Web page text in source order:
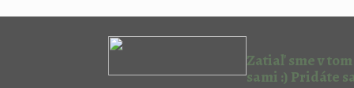
Zatiaľ sme v tom
sami :) Pridáte